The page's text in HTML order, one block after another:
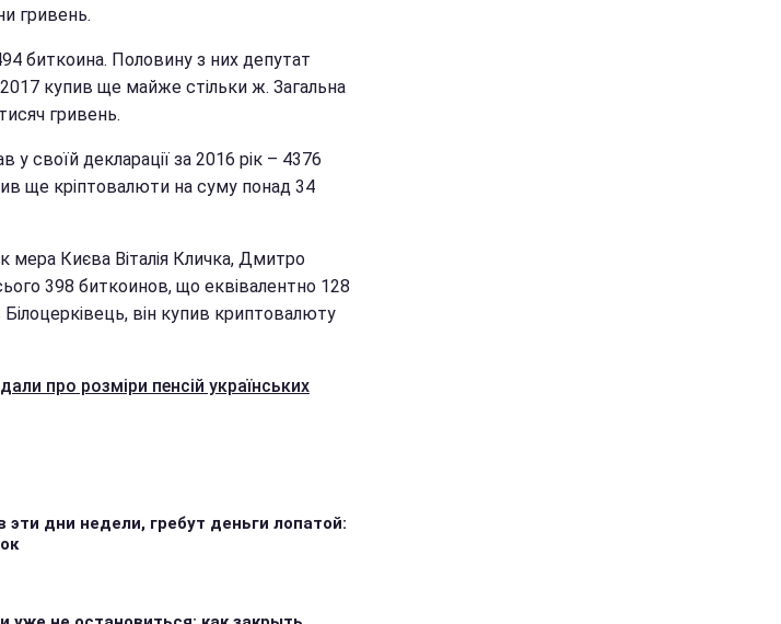
гривень.
биткоина. Половину з них депутат
купив ще майже стільки ж. Загальна
гривень.
своїй декларації за 2016 рік – 4376
ще кріптовалюти на суму понад 34
мера Києва Віталія Кличка, Дмитро
398 биткоинов, що еквівалентно 128
він купив криптовалюту
про розміри пенсій українських
дни недели, гребут деньги лопатой: